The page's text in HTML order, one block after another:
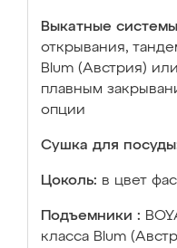
Выкатные
открывания,
Blum (Австрия)
плавным
опции
Сушка для
Цоколь: в цвет
Подъемники :
класса Blum